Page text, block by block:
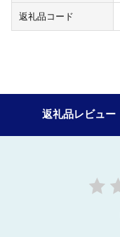
返礼品コード
返礼品レビュー